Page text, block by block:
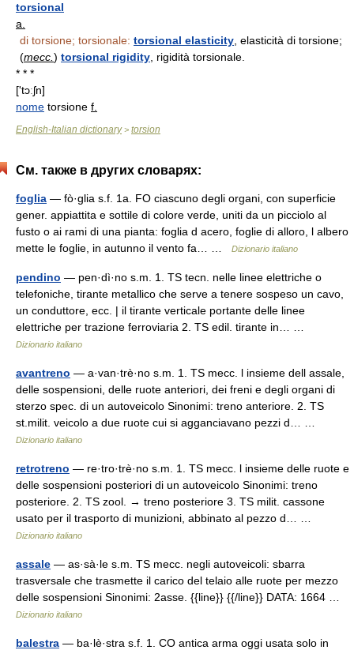
torsional
a.
di torsione; torsionale: torsional elasticity , elasticità di torsione;
(mecc. ) torsional rigidity , rigidità torsionale.
* * *
['tɔːʃn]
nome torsione f.
English-Italian dictionary> torsion
См. также в других словарях:
foglia — fò·glia s.f. 1a. FO ciascuno degli organi, con superficie
gener. appiattita e sottile di colore verde, uniti da un picciolo al
fusto o ai rami di una pianta: foglia d acero, foglie di alloro, l albero
mette le foglie, in autunno il vento fa… …
Dizionario italiano
pendino — pen·dì·no s.m. 1. TS tecn. nelle linee elettriche o
telefoniche, tirante metallico che serve a tenere sospeso un cavo,
un conduttore, ecc. | il tirante verticale portante delle linee
elettriche per trazione ferroviaria 2. TS edil. tirante in… …
Dizionario italiano
avantreno — a·van·trè·no s.m. 1. TS mecc. l insieme dell assale,
delle sospensioni, delle ruote anteriori, dei freni e degli organi di
sterzo spec. di un autoveicolo Sinonimi: treno anteriore. 2. TS
st.milit. veicolo a due ruote cui si agganciavano pezzi d… …
Dizionario italiano
retrotreno — re·tro·trè·no s.m. 1. TS mecc. l insieme delle ruote e
delle sospensioni posteriori di un autoveicolo Sinonimi: treno
posteriore. 2. TS zool. → treno posteriore 3. TS milit. cassone
usato per il trasporto di munizioni, abbinato al pezzo d… …
Dizionario italiano
assale — as·sà·le s.m. TS mecc. negli autoveicoli: sbarra
trasversale che trasmette il carico del telaio alle ruote per mezzo
delle sospensioni Sinonimi: 2asse. {{line}} {{/line}} DATA: 1664 …
Dizionario italiano
balestra — ba·lè·stra s.f. 1. CO antica arma oggi usata solo in